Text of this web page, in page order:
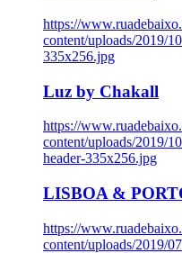
https://
content/uploads/2019/
335x256.jpg
Luz by Chakall
https://
content/uploads/2019/
header-335x256.jpg
LISBOA &
https://
content/uploads/2019/